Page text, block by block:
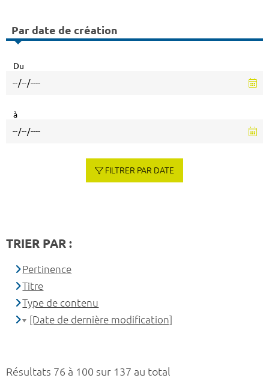
Résultats 76 à 100 sur 137 au total
Par date de création
Du
à
FILTRER PAR DATE
TRIER PAR :
Pertinence
Titre
Type de contenu
[Date de dernière modification]